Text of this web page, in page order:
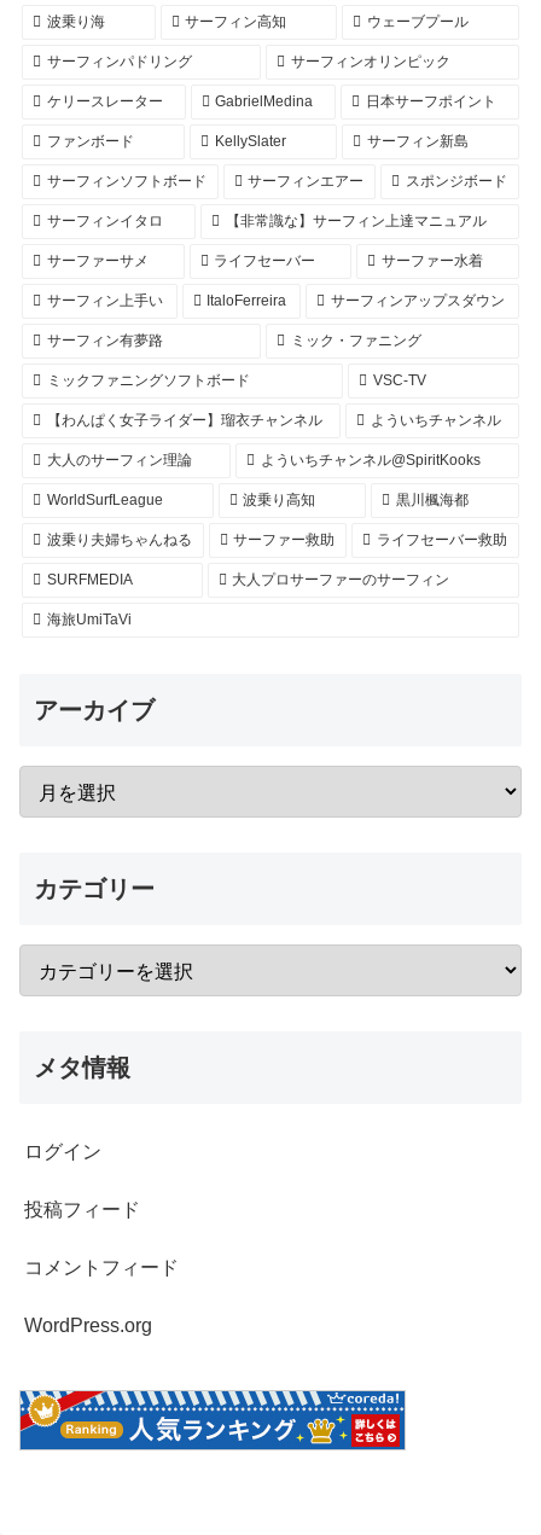
波乗り海 サーフィン高知 ウェーブプール
サーフィンパドリング サーフィンオリンピック
ケリースレーター GabrielMedina 日本サーフポイント
ファンボード KellySlater サーフィン新島
サーフィンソフトボード サーフィンエアー スポンジボード
サーフィンイタロ 【非常識な】サーフィン上達マニュアル
サーファーサメ ライフセーバー サーファー水着
サーフィン上手い ItaloFerreira サーフィンアップスダウン
サーフィン有夢路 ミック・ファニング
ミックファニングソフトボード VSC-TV
【わんぱく女子ライダー】瑠衣チャンネル よういちチャンネル
大人のサーフィン理論 よういちチャンネル@SpiritKooks
WorldSurfLeague 波乗り高知 黒川楓海都
波乗り夫婦ちゃんねる サーファー救助 ライフセーバー救助
SURFMEDIA 大人プロサーファーのサーフィン
海旅UmiTaVi
アーカイブ
カテゴリー
メタ情報
ログイン
投稿フィード
コメントフィード
WordPress.org